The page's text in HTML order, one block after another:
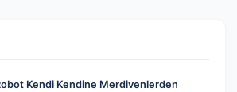
Kendi Kendine Merdivenlerden